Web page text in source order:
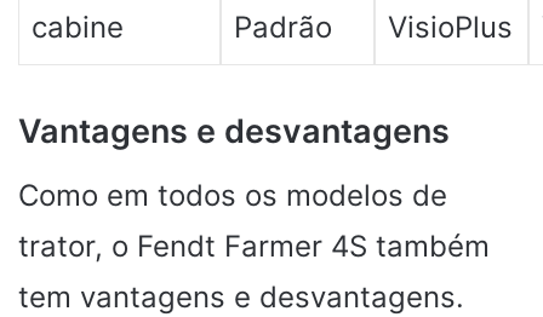
cabine Padrão VisioPlus
Vantagens e desvantagens
Como em todos os modelos de
trator, o Fendt Farmer 4S também
tem vantagens e desvantagens.